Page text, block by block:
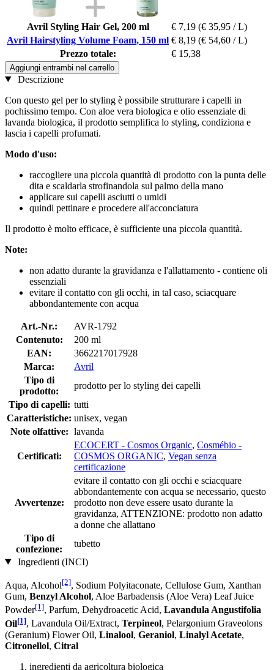
Avril Styling Hair Gel, 200 ml € 7,19 (€ 35,95 / L)
Avril Hairstyling Volume Foam, 150 ml € 8,19 (€ 54,60 / L)
Prezzo totale:
€ 15,38
Aggiungi entrambi nel carrello
Descrizione
Con questo gel per lo styling è possibile strutturare i capelli in
pochissimo tempo. Con aloe vera biologica e olio essenziale di
lavanda biologica, il prodotto semplifica lo styling, condiziona e
lascia i capelli profumati.
Modo d'uso:
raccogliere una piccola quantità di prodotto con la punta delle
dita e scaldarla strofinandola sul palmo della mano
applicare sui capelli asciutti o umidi
quindi pettinare e procedere all'acconciatura
Il prodotto è molto efficace, è sufficiente una piccola quantità.
Note:
non adatto durante la gravidanza e l'allattamento - contiene oli
essenziali
evitare il contatto con gli occhi, in tal caso, sciacquare
abbondantemente con acqua
Art.-Nr.:
AVR-1792
Contenuto:
200 ml
EAN:
3662217017928
Marca:
Avril
Tipo di
prodotto:
prodotto per lo styling dei capelli
Tipo di capelli: tutti
Caratteristiche: unisex, vegan
Note olfattive: lavanda
Certificati:
ECOCERT - Cosmos Organic, Cosmébio -
COSMOS ORGANIC, Vegan senza
certificazione
Avvertenze:
evitare il contatto con gli occhi e sciacquare
abbondantemente con acqua se necessario, questo
prodotto non deve essere usato durante la
gravidanza, ATTENZIONE: prodotto non adatto
a donne che allattano
Tipo di
confezione:
tubetto
Ingredienti (INCI)
Aqua, Alcohol[2], Sodium Polyitaconate, Cellulose Gum, Xanthan
Gum, Benzyl Alcohol, Aloe Barbadensis (Aloe Vera) Leaf Juice
Powder[1], Parfum, Dehydroacetic Acid, Lavandula Angustifolia
Oil[1], Lavandula Oil/Extract, Terpineol, Pelargonium Graveolons
(Geranium) Flower Oil, Linalool, Geraniol, Linalyl Acetate,
Citronellol, Citral
ingredienti da agricoltura biologica